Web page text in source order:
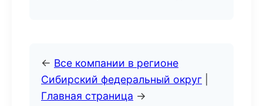
← Все компании в регионе
Сибирский федеральный округ
Главная страница →